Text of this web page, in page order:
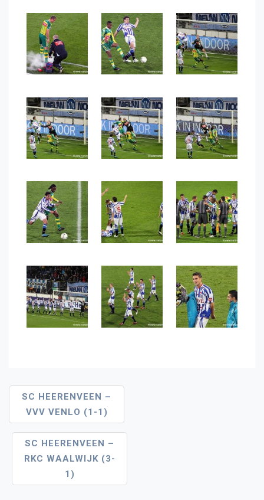
Bericht
Navigatie
SC HEERENVEEN –
VVV VENLO (1-1)
SC HEERENVEEN –
RKC WAALWIJK (3-
1)